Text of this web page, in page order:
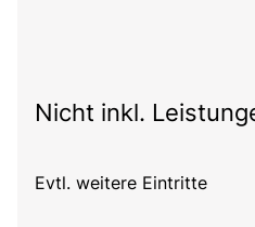
Nicht inkl.
Evtl. weitere Eintritte